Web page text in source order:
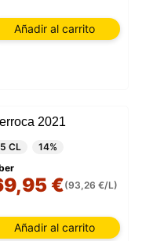
Añadir al carrito
2021
CL
14%
€(93,26 €/L)
Añadir al carrito